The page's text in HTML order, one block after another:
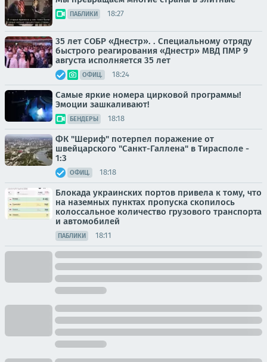
ПАБЛИКИ 18:27
35 лет СОБР «Днестр». . Специальному отряду
быстрого реагирования «Днестр» МВД ПМР 9
августа исполняется 35 лет
ОФИЦ. 18:24
Самые яркие номера цирковой программы!
Эмоции зашкаливают!
БЕНДЕРЫ 18:18
ФК "Шериф" потерпел поражение от
швейцарского "Санкт-Галлена" в Тирасполе -
1:3
ОФИЦ. 18:18
Блокада украинских портов привела к тому, что
на наземных пунктах пропуска скопилось
колоссальное количество грузового транспорта
и автомобилей
ПАБЛИКИ 18:11